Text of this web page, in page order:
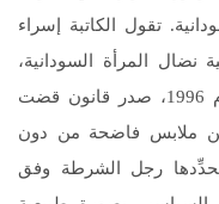
تقول الكاتبة إسراء
نضال المرأة السودانية،
ودورها في الثورة ضد البشير: “في عام 1996، صدر قانون قضت
ارتدين ملابس فاضحة من دون
رجل الشرطة وفق